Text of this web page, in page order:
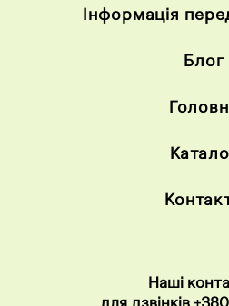
Інформація
Блог
Наші
для дзвінків